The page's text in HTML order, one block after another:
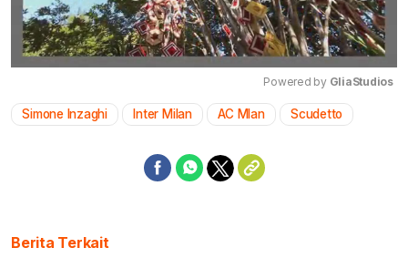
Mute
Powered by GliaStudios
Simone Inzaghi Inter Milan AC Mlan Scudetto
Berita Terkait